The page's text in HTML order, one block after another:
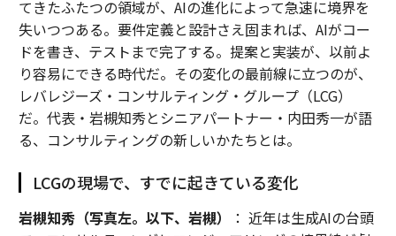
てきたふたつの領域が、AIの進化によって急速に境界を
失いつつある。要件定義と設計さえ固まれば、AIがコー
ドを書き、テストまで完了する。提案と実装が、以前よ
り容易にできる時代だ。その変化の最前線に立つのが、
レバレジーズ・コンサルティング・グループ（LCG）
だ。代表・岩槻知秀とシニアパートナー・内田秀一が語
る、コンサルティングの新しいかたちとは。
LCGの現場で、すでに起きている変化
岩槻知秀（写真左。以下、岩槻）
： 近年は生成AIの台頭